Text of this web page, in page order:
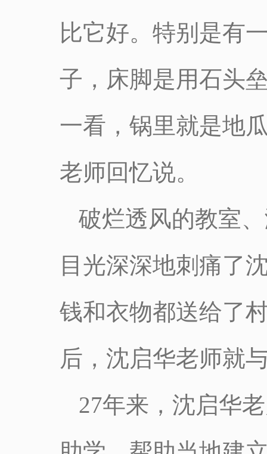
比它好。特别是有
子，床脚是用石头
一看，锅里就是地
老师回忆说。
破烂透风的教室
目光深深地刺痛了
钱和衣物都送给了
后，沈启华老师就
27年来，沈启华